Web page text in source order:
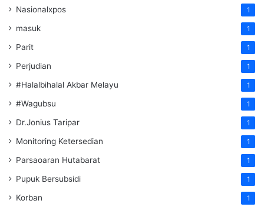
Nasionalxpos 1
masuk 1
Parit 1
Perjudian 1
#Halalbihalal Akbar Melayu 1
#Wagubsu 1
Dr.Jonius Taripar 1
Monitoring Ketersedian 1
Parsaoaran Hutabarat 1
Pupuk Bersubsidi 1
Korban 1